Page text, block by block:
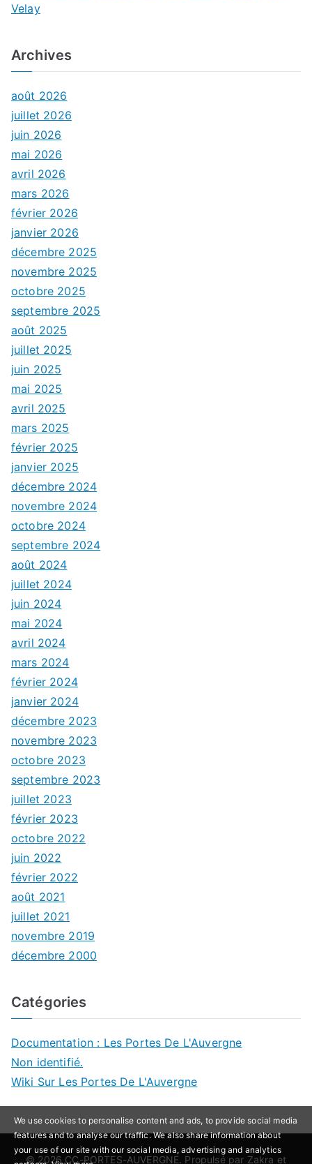
Velay
Archives
août 2026
juillet 2026
juin 2026
mai 2026
avril 2026
mars 2026
février 2026
janvier 2026
décembre 2025
novembre 2025
octobre 2025
septembre 2025
août 2025
juillet 2025
juin 2025
mai 2025
avril 2025
mars 2025
février 2025
janvier 2025
décembre 2024
novembre 2024
octobre 2024
septembre 2024
août 2024
juillet 2024
juin 2024
mai 2024
avril 2024
mars 2024
février 2024
janvier 2024
décembre 2023
novembre 2023
octobre 2023
septembre 2023
juillet 2023
février 2023
octobre 2022
juin 2022
février 2022
août 2021
juillet 2021
novembre 2019
décembre 2000
Catégories
Documentation : Les Portes De L'Auvergne
Non identifié.
Wiki Sur Les Portes De L'Auvergne
© 2026 CC-PORTES-AUVERGNE. Propulsé par Zakra et
We use cookies to personalise content and ads, to provide social media
features and to analyse our traffic. We also share information about
your use of our site with our social media, advertising and analytics